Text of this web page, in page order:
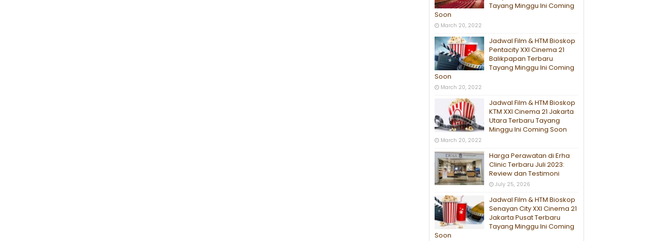
Tayang Minggu Ini Coming
Soon
March 20, 2022
Jadwal Film & HTM Bioskop
Pentacity XXI Cinema 21
Balikpapan Terbaru
Tayang Minggu Ini Coming
Soon
March 20, 2022
Jadwal Film & HTM Bioskop
KTM XXI Cinema 21 Jakarta
Utara Terbaru Tayang
Minggu Ini Coming Soon
March 20, 2022
Harga Perawatan di Erha
Clinic Terbaru Juli 2023:
Review dan Testimoni
July 25, 2026
Jadwal Film & HTM Bioskop
Senayan City XXI Cinema 21
Jakarta Pusat Terbaru
Tayang Minggu Ini Coming
Soon